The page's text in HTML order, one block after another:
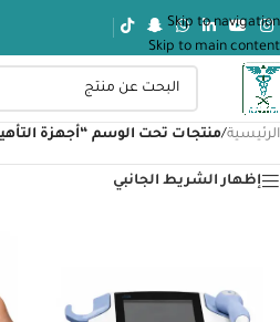
Skip to navigation
Skip to main content
الرئيسية/منتجات تحت الوسم “أجهزة
إظهار الشريط الجانبي